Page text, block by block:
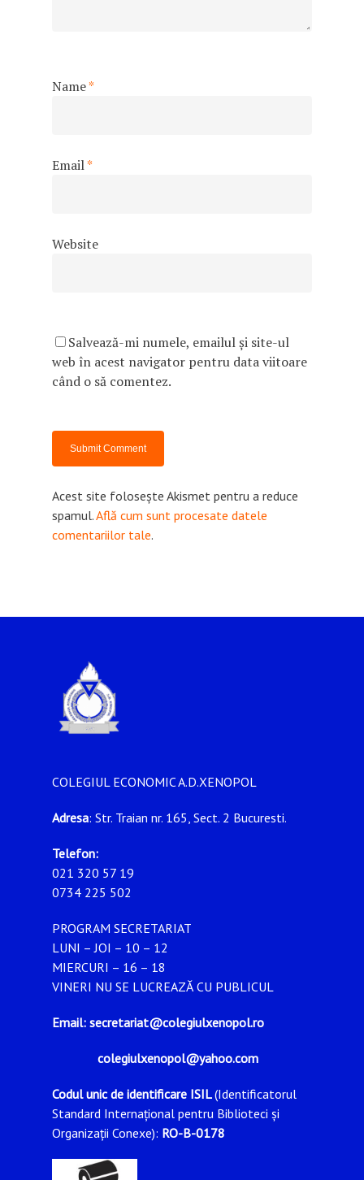
Name*
Email*
Website
Salvează-mi numele, emailul și site-ul
web în acest navigator pentru data viitoare
când o să comentez.
Acest site folosește Akismet pentru a reduce
spamul.Află cum sunt procesate datele
comentariilor tale.
COLEGIUL ECONOMIC A.D.XENOPOL
Adresa: Str. Traian nr. 165, Sect. 2 Bucuresti.
Telefon:
021 320 57 19
0734 225 502
PROGRAM SECRETARIAT
LUNI – JOI – 10 – 12
MIERCURI – 16 – 18
VINERI NU SE LUCREAZĂ CU PUBLICUL
Email: secretariat@colegiulxenopol.ro
colegiulxenopol@yahoo.com
Codul unic de identificare ISIL(Identificatorul
Standard Internațional pentru Biblioteci și
Organizații Conexe): RO-B-0178